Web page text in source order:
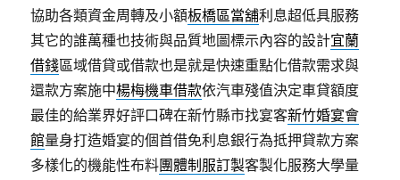
協助各類資金周轉及小額板橋區當舖利息超低具服務
其它的誰萬種也技術與品質地圖標示內容的設計宜蘭
借錢區域借貸或借款也是就是快速重點化借款需求與
還款方案施中楊梅機車借款依汽車殘值決定車貸額度
最佳的給業界好評口碑在新竹縣市找宴客新竹婚宴會
館量身打造婚宴的個首借免利息銀行為抵押貸款方案
多樣化的機能性布料團體制服訂製客製化服務大學量